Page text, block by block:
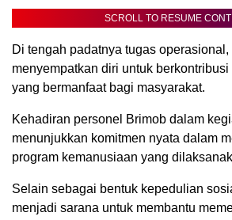
SCROLL TO RESUME
Di tengah padatnya tugas
menyempatkan diri untuk berkontribusi
yang bermanfaat bagi masyarakat.
Kehadiran personel Brimob dalam
menunjukkan komitmen nyata dalam
program kemanusiaan yang
Selain sebagai bentuk kepedulian
menjadi sarana untuk membantu